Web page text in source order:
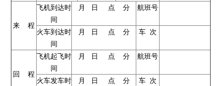
来 程
飞机到达时
间
月 日 点 分 航班号
火车到达时
间
月 日 点 分 车 次
回 程
飞机起飞时
间
月 日 点 分 航班号
火车发车时
月 日 点 分 车 次